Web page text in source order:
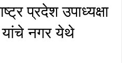
प्रदेश उपाध्यक्षा
यांचे नगर येथे